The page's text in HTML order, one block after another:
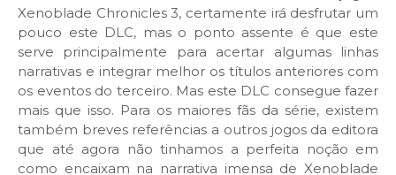
Xenoblade Chronicles 3, certamente irá desfrutar um
pouco este DLC, mas o ponto assente é que este
serve principalmente para acertar algumas linhas
narrativas e integrar melhor os títulos anteriores com
os eventos do terceiro. Mas este DLC consegue fazer
mais que isso. Para os maiores fãs da série, existem
também breves referências a outros jogos da editora
que até agora não tinhamos a perfeita noção em
como encaixam na narrativa imensa de Xenoblade